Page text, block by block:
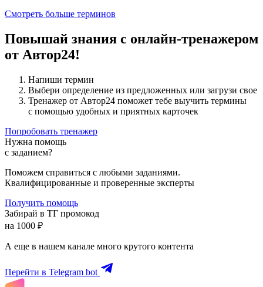
Смотреть больше терминов
Повышай знания с онлайн-тренажером
от Автор24!
Напиши термин
Выбери определение из предложенных или загрузи свое
Тренажер от Автор24 поможет тебе выучить термины
с помощью удобных и приятных карточек
Попробовать тренажер
Нужна помощь
с заданием?
Поможем справиться с любыми заданиями.
Квалифицированные и проверенные эксперты
Получить помощь
Забирай в ТГ промокод
на 1000 ₽
А еще в нашем канале много крутого контента
Перейти в Telegram bot